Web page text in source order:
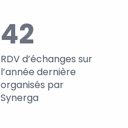
42
RDV d’échanges sur
l’année dernière
organisés par
Synerga